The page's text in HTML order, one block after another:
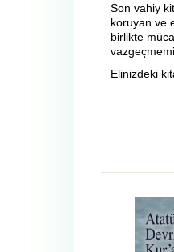
Son vahiy
koruyan ve
birlikte
Elinizdeki